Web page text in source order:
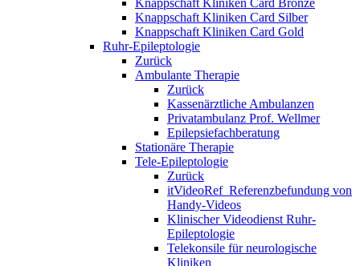
Knappschaft Kliniken Card Bronze
Knappschaft Kliniken Card Silber
Knappschaft Kliniken Card Gold
Ruhr-Epileptologie
Zurück
Ambulante Therapie
Zurück
Kassenärztliche Ambulanzen
Privatambulanz Prof. Wellmer
Epilepsiefachberatung
Stationäre Therapie
Tele-Epileptologie
Zurück
itVideoRef_Referenzbefundung von
Handy-Videos
Klinischer Videodienst Ruhr-
Epileptologie
Telekonsile für neurologische
Kliniken